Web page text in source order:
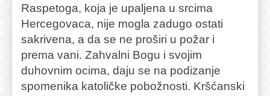
Raspetoga, koja je upaljena u srcima
Hercegovaca, nije mogla zadugo ostati
sakrivena, a da se ne proširi u požar i
prema vani. Zahvalni Bogu i svojim
duhovnim ocima, daju se na podizanje
spomenika katoličke pobožnosti. Kršćanski